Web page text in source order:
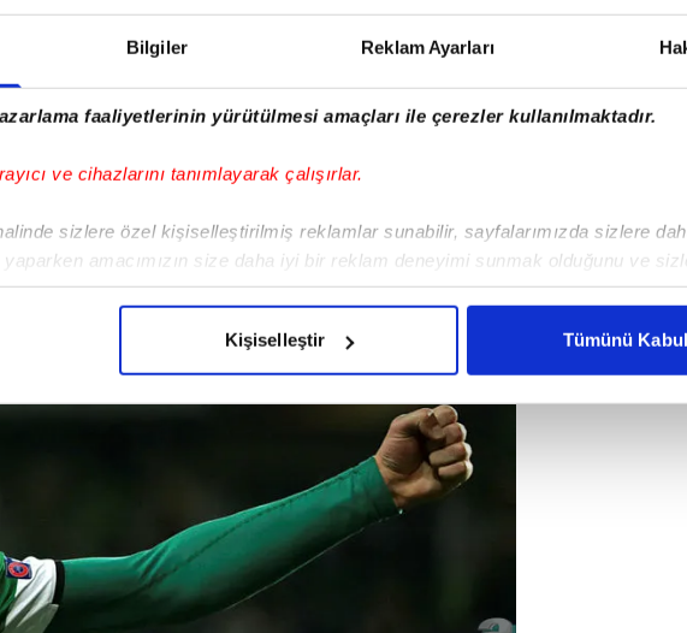
Bilgiler Reklam Ayarları
faaliyetlerinin yürütülmesi amaçları ile çerezler kullanılmaktadır.
ve cihazlarını tanımlayarak çalışırlar.
sizlere özel kişiselleştirilmiş reklamlar sunabilir, sayfalarımızda sizlere
amacımızın size daha iyi bir reklam deneyimi sunmak olduğunu ve
gelen çabayı gösterdiğimizi ve bu noktada, reklamların maliyetlerimizi
çerezlere izin vermedikleri takdirde, kullanıcılara hedefli reklamlar
için İnternet Sitemizde kendimize ve üçüncü kişilere ait çerezler
verileriniz işlenmekte olup gerekli olan çerezler bilgi toplumu hizmetlerinin
çerezler, sitemizin daha işlevsel kılınması ve kişiselleştirilmesi ve sizlere
yapılması, amaçlarıyla sınırlı olarak açık rızanız dahilinde kullanılacaktır.
yer alan panel vasıtasıyla belirleyebilirsiniz. Çerezlere ilişkin detaylı bilgi
Metnimizi ziyaret edebilirsiniz.
Kişiselleştir Tümünü